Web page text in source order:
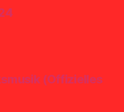
(Offizielles